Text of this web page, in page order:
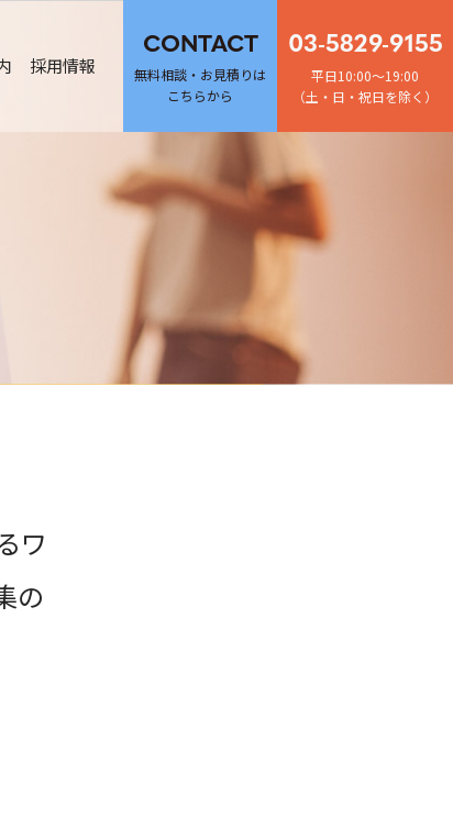
採用情報
CONTACT
無料相談・お見積りは
こちらから
03-5829-9155
平日10:00～19:00
（土・日・祝日を除く）
ワ
の